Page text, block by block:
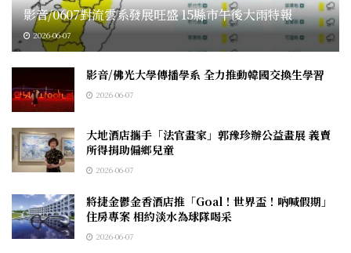
影音/0607對流雲系發展旺盛 15縣市午後大雨特報
2026-06-07
影音/佛光大學傳播學系 全力推動韓國交換生學習
2026-06-07
大地酒店攜手「法官畫家」郭豫珍辦公益畫展 義賣
所得捐助偏鄉兒童
2026-06-07
將捷金鬱金香酒店推「Goal！世界盃！吶喊假期」
住房專案 相約淡水為球隊喝采
2026-06-07